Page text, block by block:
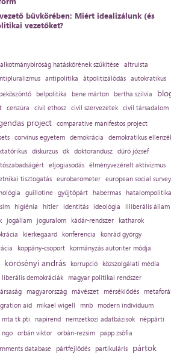
bűvkörében: Miért idealizálunk (és
vezetőket?
alkotmánybíróság hatáskörének szűkítése
altruista
antipolitika átpolitizálódás autokratikus
beköszöntő belpolitika bene márton bertha szilvia
cenzúra civil ethosz civil szervezetek civil társadalom
project
comparative manifestos project
corvinus egyetem demokrácia
demokratikus
diskurzus dk doktorandusz dúró józsef
eljogiasodás élményvezérelt aktivizmus
tisztogatás eurobarometer
european social survey
guillotine gyűjtőpárt habermas
hatalompolitika
higiénia hitler identitás ideológia
illiberális állam
jogállam joguralom kádár-rendszer
katharok
kierkegaard konferencia
konrád györgy
koppány-csoport
kormányzás autoriter módja
körösényi andrás korrupció
közszolgálati média
liberális demokráciák
magyar politikai rendszer
magyarország mávészet mérséklődés
aid mikael wigell mnb
modern individuum
mta tk pti napirend nemzetközi adatbázisok
néppárti
ngo orbán viktor orbán-rezsim
papp zsófia
database
pártfejlődés partikuláris pártok